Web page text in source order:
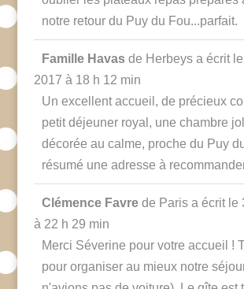
notre retour du Puy du Fou...parfait.
Famille Havas de Herbeys a écrit le
2017 à 18 h 12 min
Un excellent accueil, de précieux
petit déjeuner royal, une chambre
décorée au calme, proche du Puy
résumé une adresse à
Clémence Favre de Paris a écrit le
à 22 h 29 min
Merci Séverine pour votre accueil !
pour organiser au mieux notre